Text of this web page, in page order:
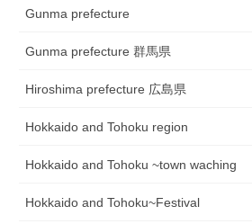
Gunma prefecture
Gunma prefecture 群馬県
Hiroshima prefecture 広島県
Hokkaido and Tohoku region
Hokkaido and Tohoku ~town waching
Hokkaido and Tohoku~Festival